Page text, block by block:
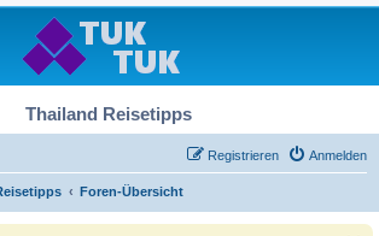
Thailand Reisetipps
Anmelden
Registrieren
Foren-Übersicht